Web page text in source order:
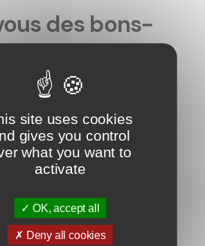
des bons-
des bons-cadeaux
sur cette page :
bons-
reconnu par
maladies
site uses cookies
gives you control
what you want to
activate
OK, accept all
Deny all cookies